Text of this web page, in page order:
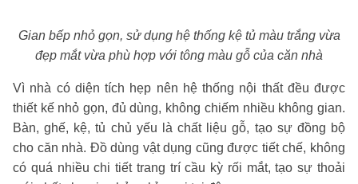
Gian bếp nhỏ gọn, sử dụng hệ thống kệ tủ màu trắng vừa
đẹp mắt vừa phù hợp với tông màu gỗ của căn nhà
Vì nhà có diện tích hẹp nên hệ thống nội thất đều được
thiết kế nhỏ gọn, đủ dùng, không chiếm nhiều không gian.
Bàn, ghế, kệ, tủ chủ yếu là chất liệu gỗ, tạo sự đồng bộ
cho căn nhà. Đồ dùng vật dụng cũng được tiết chế, không
có quá nhiều chi tiết trang trí cầu kỳ rối mắt, tạo sự thoải